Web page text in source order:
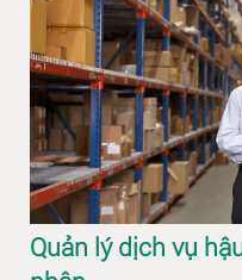
Quản lý dịch vụ